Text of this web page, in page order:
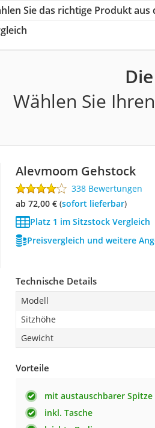
Sie das richtige Produkt
Wählen Sie
Alevmoom Gehstock
338 Bewertungen
ab 72,00 €( Sofort lieferbar)
Platz 1 im Sitzstock Vergleich
Preisvergleich und weitere
Technische Details
Modell
Sitzhöhe
Gewicht
Vorteile
mit austauschbarer Spitze
inkl. Tasche